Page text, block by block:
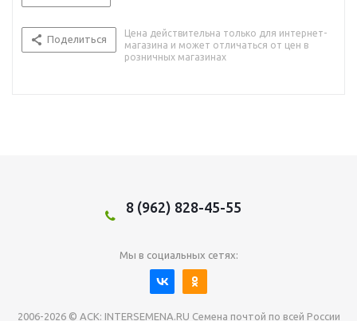
Поделиться
Цена действительна только для интернет-
магазина и может отличаться от цен в
розничных магазинах
8 (962) 828-45-55
Мы в социальных сетях:
2006-2026 © АСК: INTERSEMENA.RU Семена почтой по всей России